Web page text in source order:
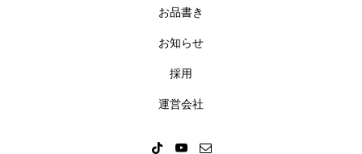
お品書き
お知らせ
採用
運営会社